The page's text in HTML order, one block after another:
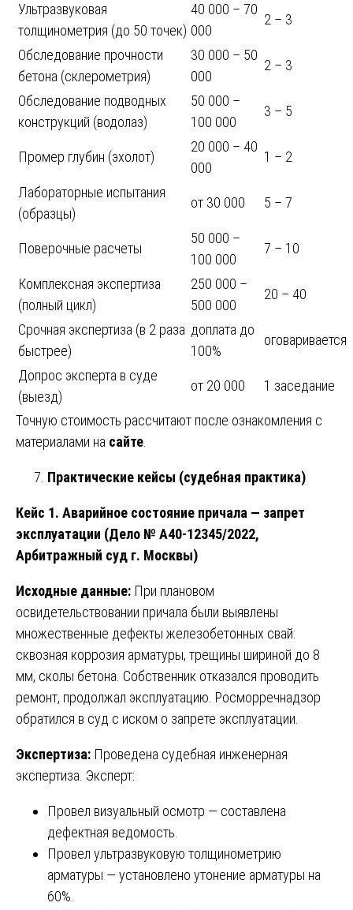
Ультразвуковая
толщинометрия (до 50 точек)
40 000 – 70
000
2 – 3
Обследование прочности
бетона (склерометрия)
30 000 – 50
000
2 – 3
Обследование подводных
конструкций (водолаз)
50 000 –
100 000
3 – 5
Промер глубин (эхолот)
20 000 – 40
000
1 – 2
Лабораторные испытания
(образцы)
от 30 000 5 – 7
Поверочные расчеты
50 000 –
100 000
7 – 10
Комплексная экспертиза
(полный цикл)
250 000 –
500 000
20 – 40
Срочная экспертиза (в 2 раза
быстрее)
доплата до
100%
оговаривается
Допрос эксперта в суде
(выезд)
от 20 000 1 заседание
Точную стоимость рассчитают после ознакомления с
материалами на сайте
Практические кейсы (судебная практика)
Кейс 1. Аварийное состояние причала — запрет
эксплуатации (Дело № А40-12345/2022,
Арбитражный суд г. Москвы)
Исходные данные: При плановом
освидетельствовании причала были выявлены
множественные дефекты железобетонных свай:
сквозная коррозия арматуры, трещины шириной до 8
мм, сколы бетона. Собственник отказался проводить
ремонт, продолжал эксплуатацию. Росморречнадзор
обратился в суд с иском о запрете эксплуатации.
Экспертиза: Проведена судебная инженерная
экспертиза. Эксперт:
Провел визуальный осмотр — составлена
дефектная ведомость.
Провел ультразвуковую толщинометрию
арматуры — установлено утонение арматуры на
60%.